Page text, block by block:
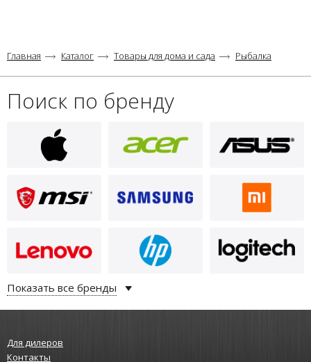
Главная Каталог Товары для дома и сада Рыбалка
Поиск по бренду
Показать все бренды
Для дилеров
Контакты